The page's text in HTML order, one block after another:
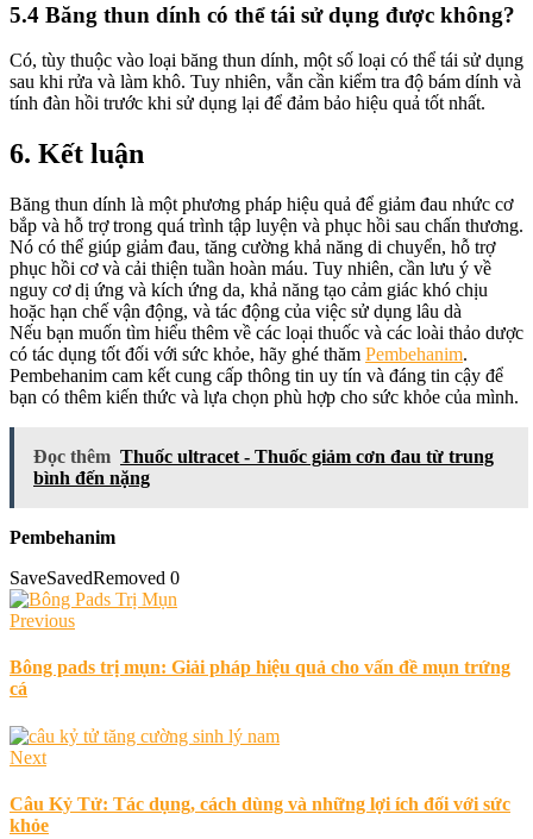
5.4 Băng thun dính có thể tái sử dụng được không?
Có, tùy thuộc vào loại băng thun dính, một số loại có thể tái sử dụng
sau khi rửa và làm khô. Tuy nhiên, vẫn cần kiểm tra độ bám dính và
tính đàn hồi trước khi sử dụng lại để đảm bảo hiệu quả tốt nhất.
6. Kết luận
Băng thun dính là một phương pháp hiệu quả để giảm đau nhức cơ
bắp và hỗ trợ trong quá trình tập luyện và phục hồi sau chấn thương.
Nó có thể giúp giảm đau, tăng cường khả năng di chuyển, hỗ trợ
phục hồi cơ và cải thiện tuần hoàn máu. Tuy nhiên, cần lưu ý về
nguy cơ dị ứng và kích ứng da, khả năng tạo cảm giác khó chịu
hoặc hạn chế vận động, và tác động của việc sử dụng lâu dà
Nếu bạn muốn tìm hiểu thêm về các loại thuốc và các loài thảo dược
có tác dụng tốt đối với sức khỏe, hãy ghé thăm Pembehanim.
Pembehanim cam kết cung cấp thông tin uy tín và đáng tin cậy để
bạn có thêm kiến thức và lựa chọn phù hợp cho sức khỏe của mình.
Đọc thêm Thuốc ultracet - Thuốc giảm cơn đau từ trung
bình đến nặng
Pembehanim
SaveSavedRemoved 0
Previous
Bông pads trị mụn: Giải pháp hiệu quả cho vấn đề mụn trứng
cá
Next
Câu Kỷ Tử: Tác dụng, cách dùng và những lợi ích đối với sức
khỏe